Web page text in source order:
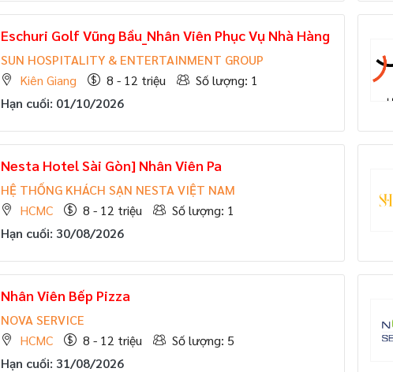
Eschuri Golf Vũng Bầu_Nhân Viên Phục Vụ Nhà Hàng
SUN HOSPITALITY & ENTERTAINMENT GROUP
Kiên Giang
8 - 12 triệu
Số lượng: 1
Hạn cuối: 01/10/2026
Nesta Hotel Sài Gòn] Nhân Viên Pa
HỆ THỐNG KHÁCH SẠN NESTA VIỆT NAM
HCMC
8 - 12 triệu
Số lượng: 1
Hạn cuối: 30/08/2026
Nhân Viên Bếp Pizza
NOVA SERVICE
HCMC
8 - 12 triệu
Số lượng: 5
Hạn cuối: 31/08/2026